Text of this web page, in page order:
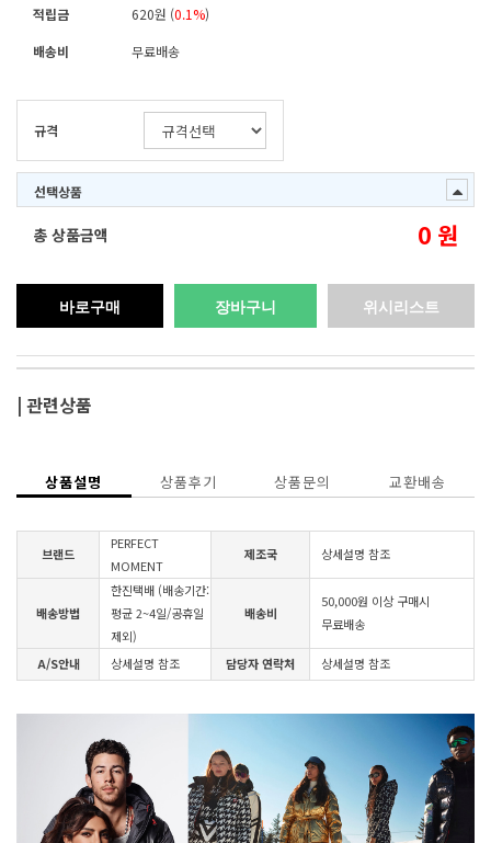
적립금 620원 (0.1%)
배송비
무료배송
규격
선택상품
총 상품금액 0 원
바로구매 장바구니 위시리스트
| 관련상품
상품설명 상품후기 상품문의 교환배송
브랜드
PERFECT
MOMENT
제조국 상세설명 참조
배송방법
한진택배 (배송기간:
평균 2~4일/공휴일
제외)
배송비
50,000원 이상 구매시
무료배송
A/S안내 상세설명 참조 담당자 연락처 상세설명 참조